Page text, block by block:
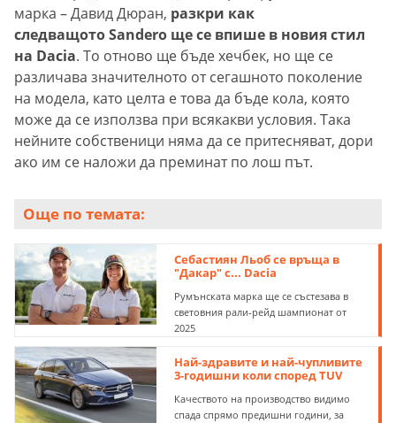
марка – Давид Дюран, разкри как
следващото Sandero ще се впише в новия стил
на Dacia. То отново ще бъде хечбек, но ще се
различава значителното от сегашното поколение
на модела, като целта е това да бъде кола, която
може да се използва при всякакви условия. Така
нейните собственици няма да се притесняват, дори
ако им се наложи да преминат по лош път.
Още по темата:
Себастиян Льоб се връща в
"Дакар" с... Dacia
Румънската марка ще се състезава в
световния рали-рейд шампионат от
2025
Най-здравите и най-чупливите
3-годишни коли според TUV
Качеството на производство видимо
спада спрямо предишни години, за